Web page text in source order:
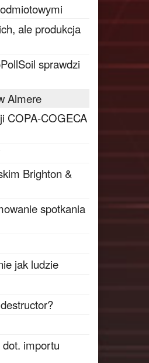
ale produkcja
sprawdzi
Almere
COPA-COGECA
Brighton &
spotkania
jak ludzie
dot. importu